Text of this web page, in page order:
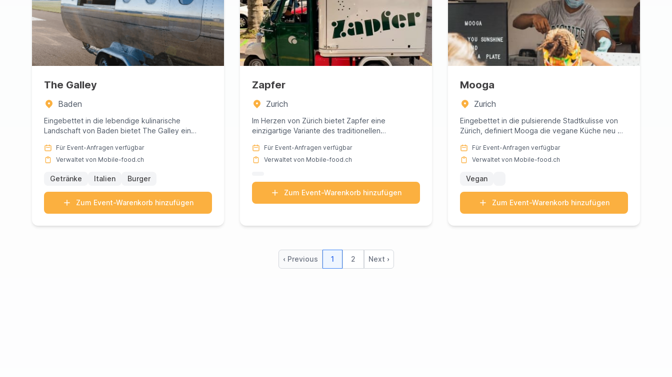
The Galley
Baden
Eingebettet in die lebendige kulinarische
Landschaft von Baden bietet The Galley ein
Für Event-Anfragen verfügbar
Verwaltet von Mobile-food.ch
Getränke Italien Burger
Zum Event-Warenkorb hinzufügen
Zapfer
Zurich
Im Herzen von Zürich bietet Zapfer eine
einzigartige Variante des traditionellen
Für Event-Anfragen verfügbar
Verwaltet von Mobile-food.ch
Zum Event-Warenkorb hinzufügen
Mooga
Zurich
Eingebettet in die pulsierende Stadtkulisse von
Zürich, definiert Mooga die vegane Küche neu mit
Für Event-Anfragen verfügbar
Verwaltet von Mobile-food.ch
Vegan
Zum Event-Warenkorb hinzufügen
‹ Previous 1 2 Next ›